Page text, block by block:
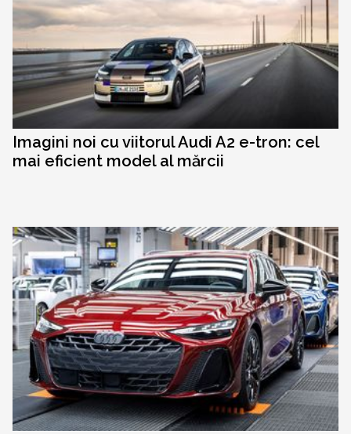
Imagini noi cu viitorul Audi A2 e-tron: cel
mai eficient model al mărcii